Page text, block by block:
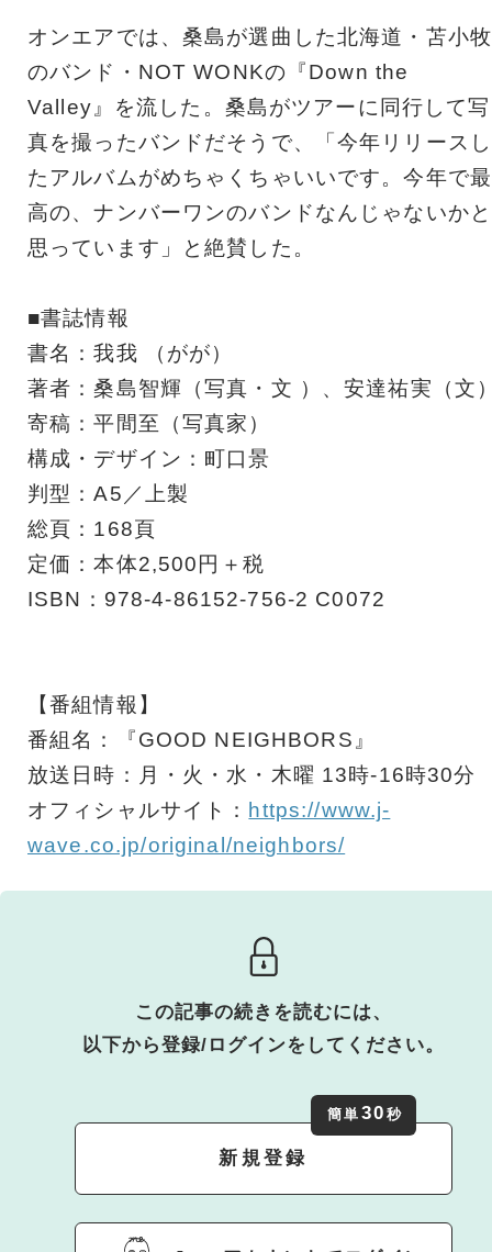
オンエアでは、桑島が選曲した北海道・苫小牧
のバンド・NOT WONKの『Down the
Valley』を流した。桑島がツアーに同行して写
真を撮ったバンドだそうで、「今年リリースし
たアルバムがめちゃくちゃいいです。今年で最
高の、ナンバーワンのバンドなんじゃないかと
思っています」と絶賛した。
■書誌情報
書名：我我 （がが）
著者：桑島智輝（写真・文 ）、安達祐実（文
寄稿：平間至（写真家）
構成・デザイン：町口景
判型：A5／上製
総頁：168頁
定価：本体2,500円＋税
ISBN：978-4-86152-756-2 C0072
【番組情報】
番組名：『GOOD NEIGHBORS』
放送日時：月・火・水・木曜 13時-16時30分
オフィシャルサイト： https://www.j-
wave.co.jp/original/neighbors/
この記事の続きを読むには、
以下から登録/ログインをしてください。
新規登録
簡単 30 秒